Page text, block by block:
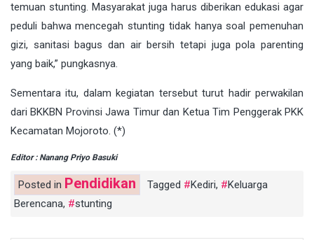
temuan stunting. Masyarakat juga harus diberikan edukasi agar
peduli bahwa mencegah stunting tidak hanya soal pemenuhan
gizi, sanitasi bagus dan air bersih tetapi juga pola parenting
yang baik,” pungkasnya.
Sementara itu, dalam kegiatan tersebut turut hadir perwakilan
dari BKKBN Provinsi Jawa Timur dan Ketua Tim Penggerak PKK
Kecamatan Mojoroto. (*)
Editor : Nanang Priyo Basuki
Posted in Pendidikan Tagged Kediri,
Keluarga
Berencana, stunting